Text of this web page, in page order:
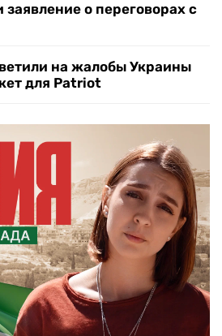
о переговорах с
на жалобы Украины
для Patriot